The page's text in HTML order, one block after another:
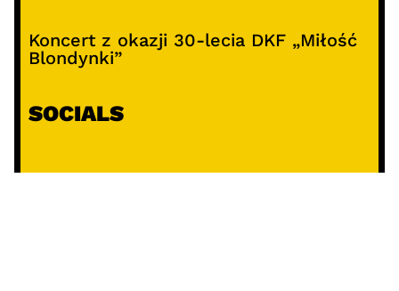
Koncert z okazji 30-lecia DKF „Miłość
Blondynki”
SOCIALS